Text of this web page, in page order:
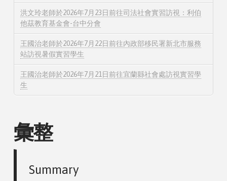
洪文玲老師於2026年7月23日前往司法社會實習訪視：利伯
他茲教育基金會-台中分會
王國治老師於2026年7月22日前往內政部移民署新北市服務
站訪視暑假實習學生
王國治老師於2026年7月21日前往宜蘭縣社會處訪視實習學
生
彙整
Summary